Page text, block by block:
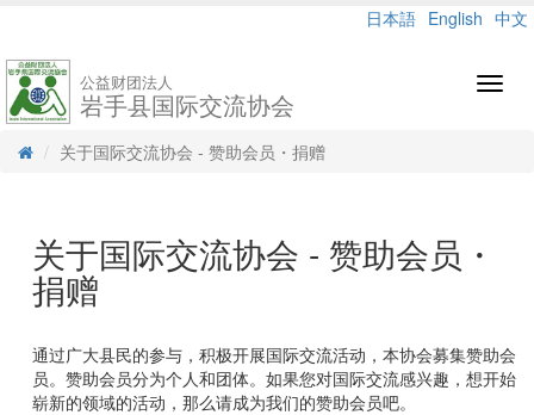
日本語 English 中文
公益财团法人
岩手县国际交流协会
关于国际交流协会 - 赞助会员・捐赠
关于国际交流协会 - 赞助会员・
捐赠
通过广大县民的参与，积极开展国际交流活动，本协会募集赞助会
员。赞助会员分为个人和团体。如果您对国际交流感兴趣，想开始
崭新的领域的活动，那么请成为我们的赞助会员吧。